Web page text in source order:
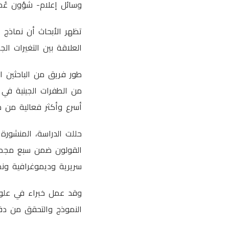
وسائل إعلام- شؤون
تظهر الأبحاث أن
العلاقة بين التغيرات
طور فريق من الباحثين
من الطفرات الجينية
أسرع وأكثر فعالية من
القولون ضمن سبع
سريرية وديموغرافية
وقد عمل خبراء في
النموذج والتحقق من